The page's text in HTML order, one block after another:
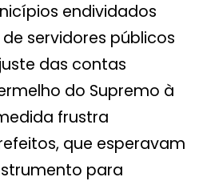
endividados
servidores públicos
das contas
do Supremo à
frustra
que esperavam
para